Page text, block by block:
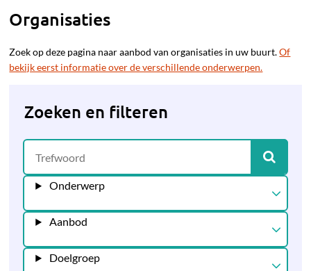
Organisaties
Zoek op deze pagina naar aanbod van organisaties in uw buurt.Of
bekijk eerst informatie over de verschillende onderwerpen.
Zoeken en filteren
Onderwerp
Aanbod
Doelgroep